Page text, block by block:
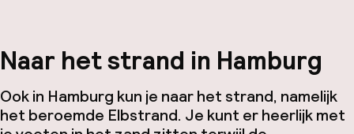
Naar het strand in Hamburg
Ook in Hamburg kun je naar het strand, namelijk
het beroemde Elbstrand. Je kunt er heerlijk met